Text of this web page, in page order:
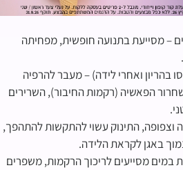
– מסייעת בתנועה חופשית, מפחיתה
בהריון ואחרי לידה) – מעבר להרפיה
הפאשיה (רקמות החיבור), השרירים
וצפופה, התינוק עשוי להתקשות להתהפך,
באגן לקראת הלידה.
במים מסייעים לריכוך הרקמות, משפרים